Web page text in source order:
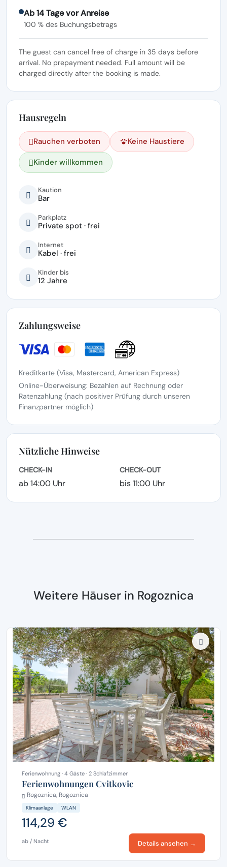
Ab 14 Tage vor Anreise
100 % des Buchungsbetrags
The guest can cancel free of charge in 35 days before
arrival. No prepayment needed. Full amount will be
charged directly after the booking is made.
Hausregeln
Rauchen verboten Keine Haustiere
Kinder willkommen
Kaution
Bar
Parkplatz
Private spot · frei
Internet
Kabel · frei
Kinder bis
12 Jahre
Zahlungsweise
Kreditkarte (Visa, Mastercard, American Express)
Online-Überweisung: Bezahlen auf Rechnung oder
Ratenzahlung (nach positiver Prüfung durch unseren
Finanzpartner möglich)
Nützliche Hinweise
CHECK-IN
ab 14:00 Uhr
CHECK-OUT
bis 11:00 Uhr
Weitere Häuser in Rogoznica
Ferienwohnung · 4 Gäste · 2 Schlafzimmer
Ferienwohnungen Cvitkovic
Rogoznica, Rogoznica
Klimaanlage WLAN
114,29 €
ab / Nacht Details ansehen →